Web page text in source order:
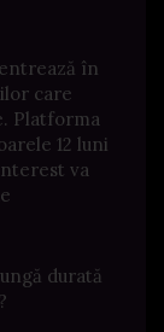
în
care
Platforma
12 luni
va
durată